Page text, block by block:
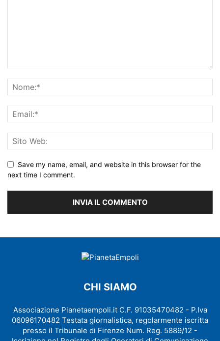
Save my name, email, and website in this browser for the
next time I comment.
CHI SIAMO
Associazione Pianetaempoli.it C.F. 91035470482 - P.Iva
06096170482 Testata giornalistica, regolarmente iscritta
presso il Tribunale di Firenze Num. Reg. 5889/12 -